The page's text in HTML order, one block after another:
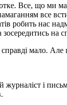
Все, що ми
все
робить нас
на
мало.
і